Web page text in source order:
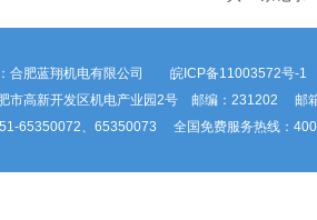
合肥蓝翔机电有限公司 皖ICP备11003572号-1
市高新开发区机电产业园2号 邮编：231202 邮
65350072、65350073 全国免费服务热线：